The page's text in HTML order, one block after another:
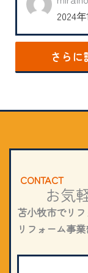
2024年
さらに
CONTACT
お気
苫小牧市でリ
リフォーム事